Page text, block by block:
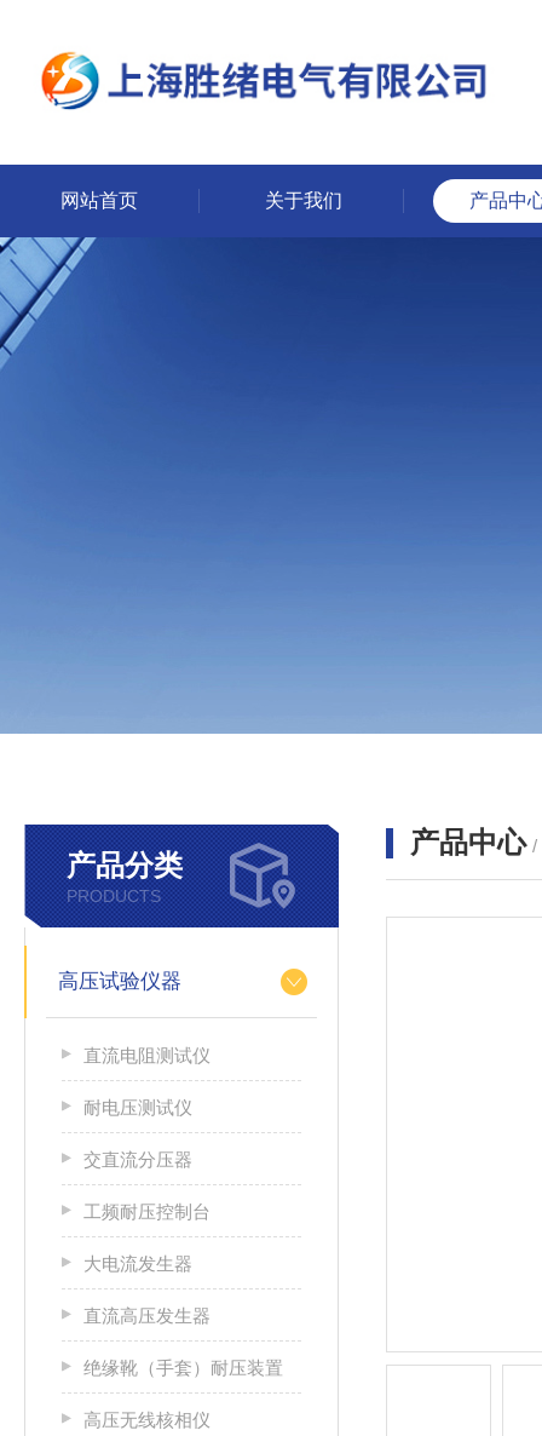
网站首页 关于我们 产品中
产品分类
PRODUCTS
高压试验仪器
直流电阻测试仪
耐电压测试仪
交直流分压器
工频耐压控制台
大电流发生器
直流高压发生器
绝缘靴（手套）耐压装置
高压无线核相仪
产品中心 /